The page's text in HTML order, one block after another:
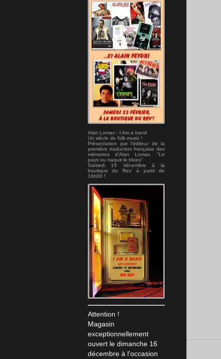
Alan Lomax - I Am a band
Un siécle de folk music !
Présentation par l'éditeur de la
première traduction française des
mémoires d'Alan Lomax, "Le
pays ou naquit le blues"
Samedi 15 décembre à la
boutique du Rev' à partir de
16h00 !
Attention !
Magasin
exceptionnellement
ouvert le dimanche 16
décembre à l'occasion